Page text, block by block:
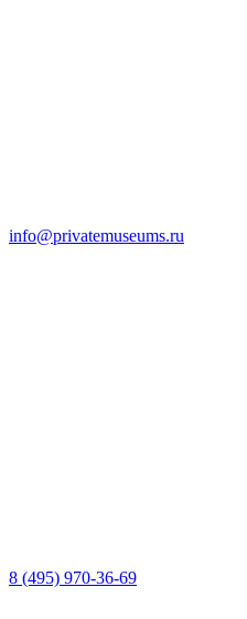
info@privatemuseums.ru
8 (495) 970-36-69